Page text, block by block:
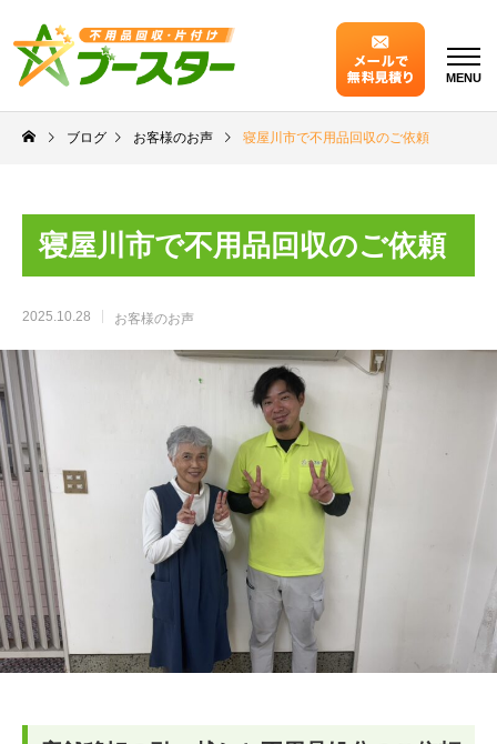
MENU
ブログ お客様のお声 寝屋川市で不用品回収のご依頼
寝屋川市で不用品回収のご依頼
2025.10.28 お客様のお声